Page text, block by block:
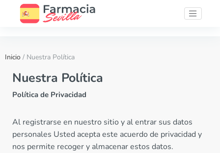
Inicio / Nuestra Política
Nuestra Política
Política de Privacidad
Al registrarse en nuestro sitio y al entrar sus datos
personales Usted acepta este acuerdo de privacidad y
nos permite recoger y almacenar estos datos.